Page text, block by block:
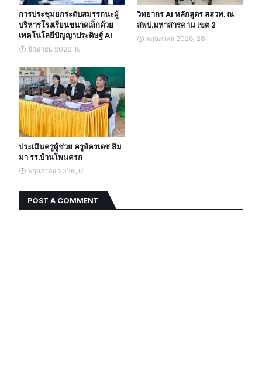
การประชุมยกระดับสมรรถนะผู้
บริหารโรงเรียนขนาดเล็กด้วย
เทคโนโลยีปัญญาประดิษฐ์ AI
มิถุนายน 2026, 15
วิทยากร AI หลักสูตร สสวท. ณ
สพป.มหาสารคาม เขต 2
พฤษภาคม 2026, 28
ประเมินครูผู้ช่วย ครูอัครเดช สิม
มา รร.บ้านโพนครก
พฤษภาคม 2026, 17
POST A COMMENT